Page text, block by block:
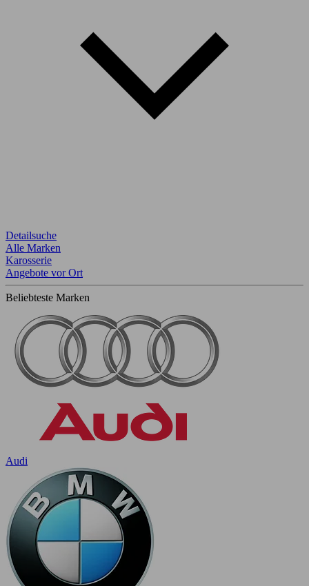
Detailsuche
Alle Marken
Karosserie
Angebote vor Ort
Beliebteste Marken
Audi